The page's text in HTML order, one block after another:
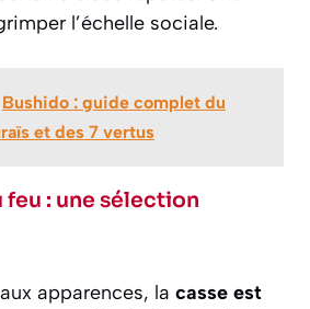
l’échelle sociale.
Bushido : guide complet du
et des 7 vertus
feu : une sélection
apparences, la casse est